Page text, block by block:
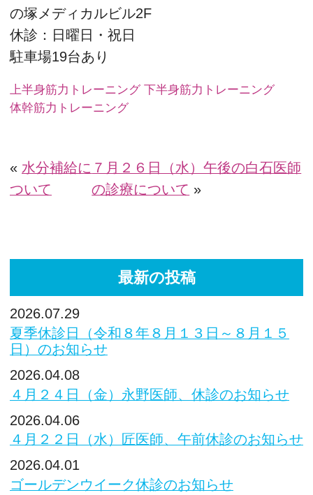
の塚メディカルビル2F
休診：日曜日・祝日
駐車場19台あり
上半身筋力トレーニング 下半身筋力トレーニング
体幹筋力トレーニング
« 水分補給に
ついて
７月２６日（水）午後の白石医師
の診療について »
最新の投稿
2026.07.29
夏季休診日（令和８年８月１３日～８月１５
日）のお知らせ
2026.04.08
４月２４日（金）永野医師、休診のお知らせ
2026.04.06
４月２２日（水）匠医師、午前休診のお知らせ
2026.04.01
ゴールデンウイーク休診のお知らせ